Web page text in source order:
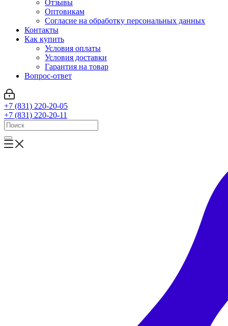
Отзывы
Оптовикам
Cогласие на обработку персональных данных
Контакты
Как купить
Условия оплаты
Условия доставки
Гарантия на товар
Вопрос-ответ
+7 (831) 220-20-05
+7 (831) 220-20-11